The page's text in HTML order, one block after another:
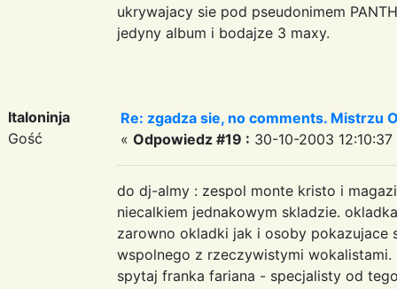
ukrywajacy sie pod pseudonimem
jedyny album i bodajze 3 maxy.
Italoninja
Gość
Re: zgadza sie, no comments. Mistrzu
« Odpowiedz #19 : 30-10-2003 12:10:37
do dj-almy : zespol monte kristo i
niecalkiem jednakowym skladzie.
zarowno okladki jak i osoby pokazujace
wspolnego z rzeczywistymi wokalistami.
spytaj franka fariana - specjalisty od